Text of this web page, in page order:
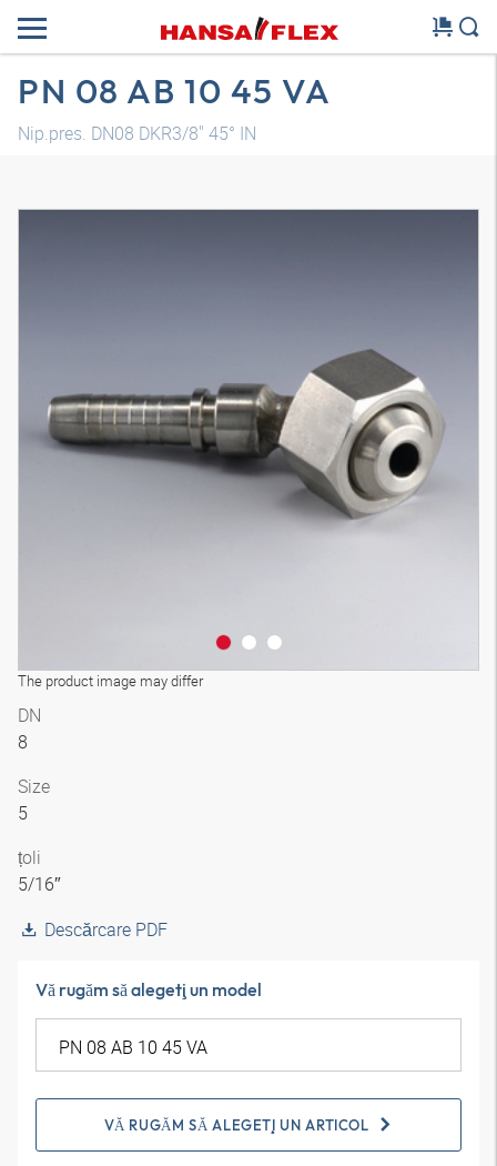
PN 08 AB 10 45 VA
Nip.pres. DN08 DKR3/8" 45° IN
The product image may differ
Model 3D
DN
8
Size
5
țoli
5/16″
Descărcare PDF
Vă rugăm să alegeţi un model
VĂ RUGĂM SĂ ALEGEŢI UN ARTICOL